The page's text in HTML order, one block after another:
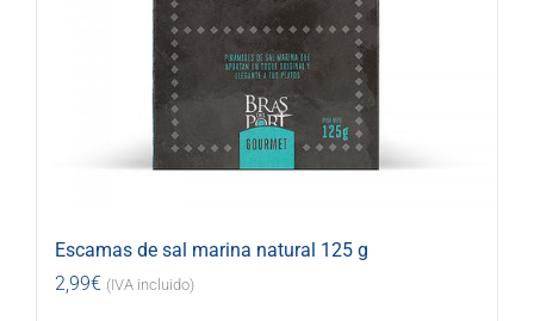
Escamas de sal marina natural 125 g
2,99€ (IVA incluido)